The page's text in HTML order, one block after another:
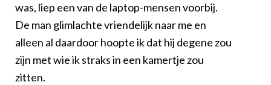
was, liep een van de laptop-mensen voorbij.
De man glimlachte vriendelijk naar me en
alleen al daardoor hoopte ik dat hij degene zou
zijn met wie ik straks in een kamertje zou
zitten.